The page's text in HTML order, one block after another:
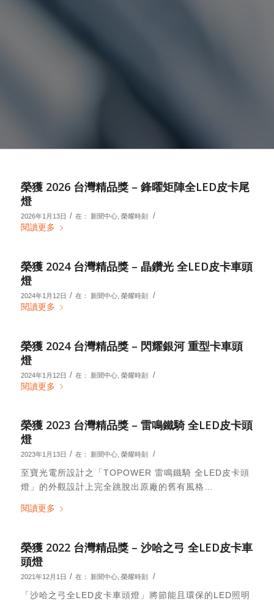
榮獲 2026 台灣精品獎 – 鋒曜矩陣全LED皮卡尾
燈
2026年1月13日 / 在： 新聞中心, 榮耀時刻 /
閱讀更多
榮獲 2024 台灣精品獎 – 晶鑽光 全LED皮卡車頭
燈
2024年1月12日 / 在： 新聞中心, 榮耀時刻 /
閱讀更多
榮獲 2024 台灣精品獎 – 閃耀銀河 重型卡車頭
燈
2024年1月12日 / 在： 新聞中心, 榮耀時刻 /
閱讀更多
榮獲 2023 台灣精品獎 – 雷鳴鐵騎 全LED皮卡頭
燈
2023年1月13日 / 在： 新聞中心, 榮耀時刻 /
至寶光電所設計之「TOPOWER 雷鳴鐵騎 全LED皮卡頭
燈」的外觀設計上完全跳脫出原廠的舊有風格…
閱讀更多
榮獲 2022 台灣精品獎 – 沙哈之弓 全LED皮卡車
頭燈
2021年12月1日 / 在： 新聞中心, 榮耀時刻 /
「沙哈之弓全LED皮卡車頭燈」將節能且環保的LED照明